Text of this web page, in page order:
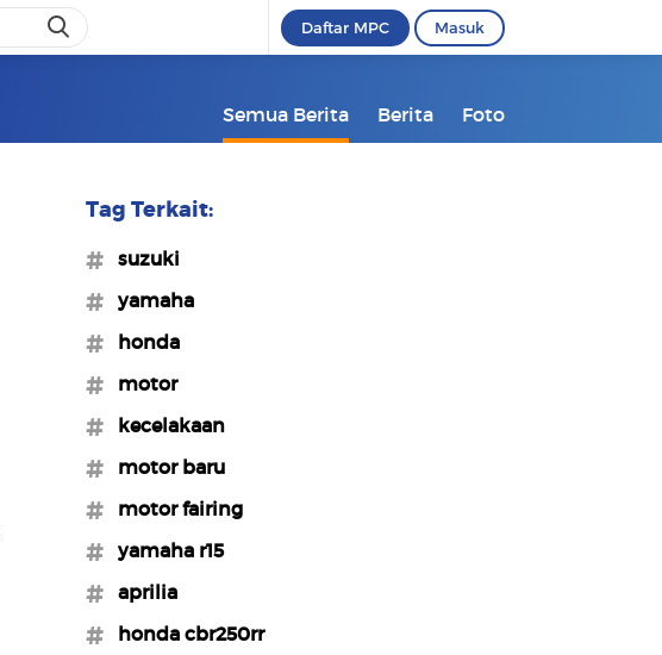
Daftar MPC Masuk
Semua Berita Berita Foto
Tag Terkait:
#suzuki
#yamaha
#honda
#motor
#kecelakaan
#motor baru
#motor fairing
#yamaha r15
#aprilia
#honda cbr250rr